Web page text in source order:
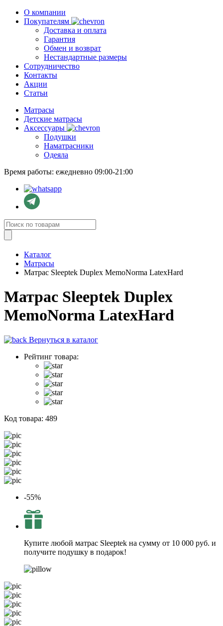
О компании
Покупателям
Доставка и оплата
Гарантия
Обмен и возврат
Нестандартные размеры
Сотрудничество
Контакты
Акции
Статьи
Матрасы
Детские матрасы
Аксессуары
Подушки
Наматрасники
Одеяла
Время работы: ежедневно 09:00-21:00
Каталог
Матрасы
Матрас Sleeptek Duplex MemoNorma LatexHard
Матрас Sleeptek Duplex
MemoNorma LatexHard
Вернуться в каталог
Рейтинг товара:
Код товара: 489
-55%
Купите любой матрас Sleeptek на сумму от 10 000 руб. и
получите подушку в подарок!